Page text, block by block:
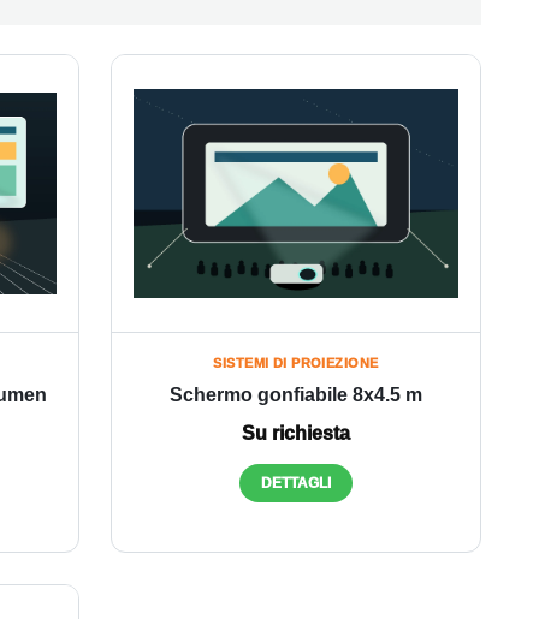
SISTEMI DI PROIEZIONE
Schermo gonfiabile 8x4.5 m
Su richiesta
DETTAGLI